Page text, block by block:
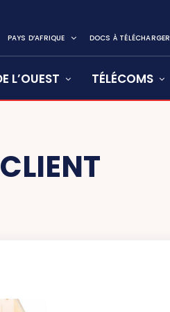
PAYS D’AFRIQUE DOCS À TÉLÉCHARGER
L’OUEST TÉLÉCOMS